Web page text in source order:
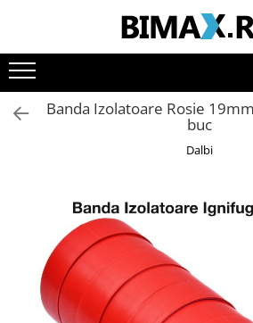
Toate Produsele
Triciclete Electrice
⬇ TIPURI
➔ Adulti - Fara permis
➔ Adulti - 2 Locuri
➔ Adulti - cu Cabina
➔ Cu 3 Roti
➔ Cu Cabina
Banda Izolatoare Rosie
buc
Dalbi